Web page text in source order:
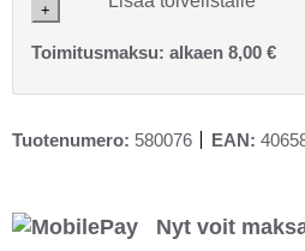
Triton.
Sopii
kaikkiin
Landmann
kaasugrilleihin.
+
Toimitusmaksu: alkaen 8,00 €
Tuotenumero: 580076 EAN:
Nyt voit